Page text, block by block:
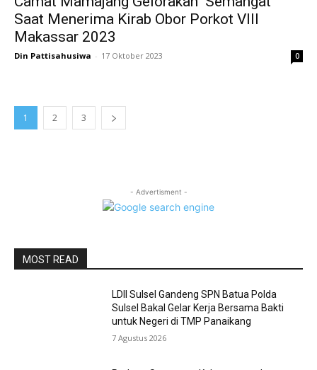
Saat Menerima Kirab Obor Porkot VIII
Makassar 2023
Din Pattisahusiwa - 17 Oktober 2023 0
1 2 3
- Advertisment -
MOST READ
LDII Sulsel Gandeng SPN Batua Polda
Sulsel Bakal Gelar Kerja Bersama Bakti
untuk Negeri di TMP Panaikang
7 Agustus 2026